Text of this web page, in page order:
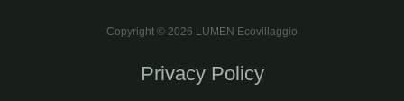
Copyright © 2026 LUMEN Ecovillaggio
Privacy Policy